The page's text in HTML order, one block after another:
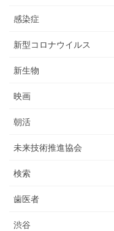
感染症
新型コロナウイルス
新生物
映画
朝活
未来技術推進協会
検索
歯医者
渋谷